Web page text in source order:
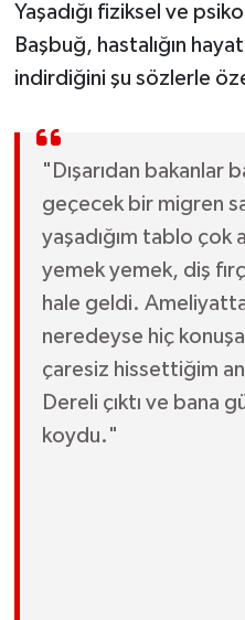
Yaşadığı fiziksel ve
Başbuğ, hastalığın hayat
indirdiğini şu sözlerle
"Dışarıdan bakanlar
geçecek bir migren
yaşadığım tablo çok
yemek yemek, diş
hale geldi.
neredeyse hiç
çaresiz hissettiğim
Dereli çıktı ve bana
koydu."